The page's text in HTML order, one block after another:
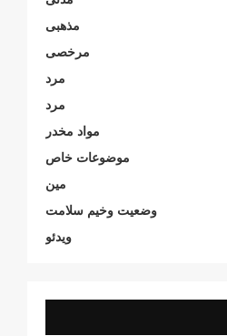
مذهبی
مرخصی
مرد
مرد
مواد مخدر
موضوعات خاص
مین
وضعیت وخیم سلامت
ویدئو